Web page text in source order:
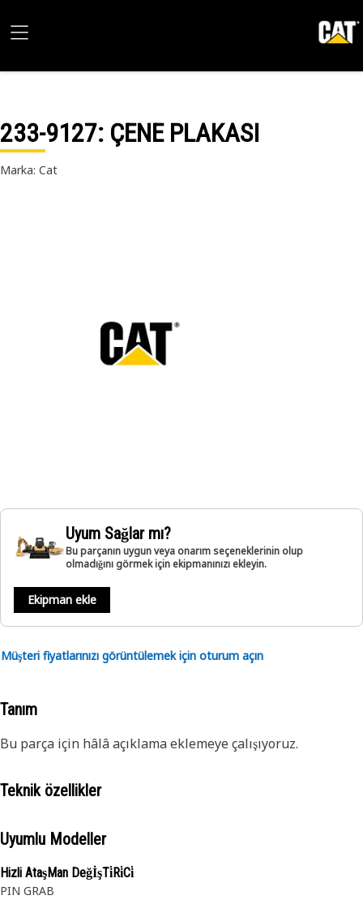
233-9127: ÇENE PLAKASI
Marka: Cat
Uyum Sağlar mı?
Bu parçanın uygun veya onarım seçeneklerinin olup
olmadığını görmek için ekipmanınızı ekleyin.
Ekipman ekle
Müşteri fiyatlarınızı görüntülemek için oturum açın
Tanım
Bu parça için hâlâ açıklama eklemeye çalışıyoruz.
Teknik özellikler
Uyumlu Modeller
Hizli AtaşMan DeğİşTi̇Ri̇Ci̇
PIN GRAB